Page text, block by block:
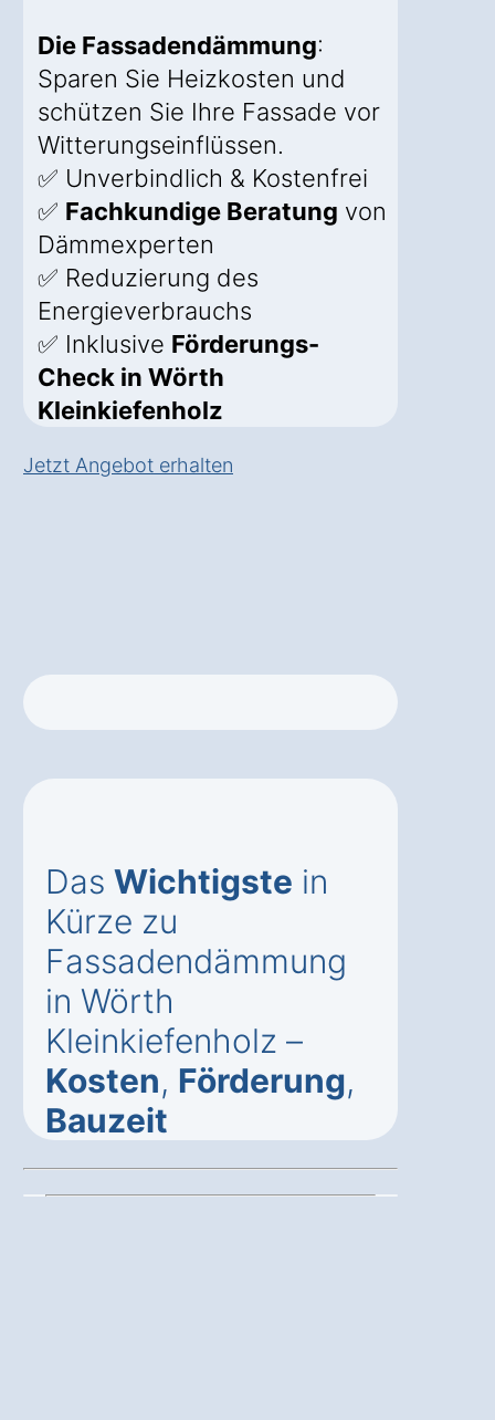
Die Fassadendämmung:
Sparen Sie Heizkosten und
schützen Sie Ihre Fassade vor
Witterungseinflüssen.
✅ Unverbindlich & Kostenfrei
✅ Fachkundige Beratung von
Dämmexperten
✅ Reduzierung des
Energieverbrauchs
✅ Inklusive Förderungs-
Check in Wörth
Kleinkiefenholz
Jetzt Angebot erhalten
Das Wichtigste in
Kürze zu
Fassadendämmung
in Wörth
Kleinkiefenholz –
Kosten, Förderung,
Bauzeit